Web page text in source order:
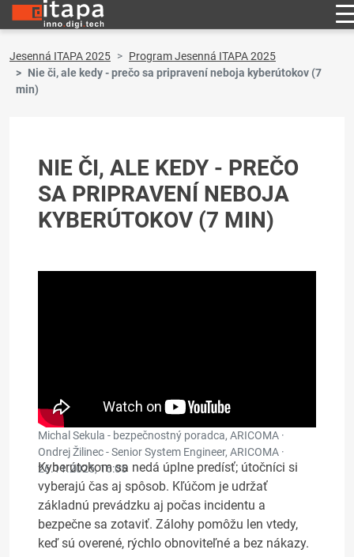
Jesenná ITAPA 2025
Program Jesenná ITAPA 2025
Nie či, ale kedy - prečo sa pripravení neboja kyberútokov (7
min)
NIE ČI, ALE KEDY - PREČO
SA PRIPRAVENÍ NEBOJA
KYBERÚTOKOV (7 MIN)
Michal Sekula - bezpečnostný poradca, ARICOMA ·
Ondrej Žilinec - Senior System Engineer, ARICOMA ·
26.11.2025, 16:05
Kyberútokom sa nedá úplne predísť; útočníci si
vyberajú čas aj spôsob. Kľúčom je udržať
základnú prevádzku aj počas incidentu a
bezpečne sa zotaviť. Zálohy pomôžu len vtedy,
keď sú overené, rýchlo obnoviteľné a bez nákazy.